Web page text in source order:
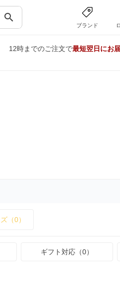
search
ブランド
12時までのご注文で最短翌日にお
（0）
ギフト対応（0）